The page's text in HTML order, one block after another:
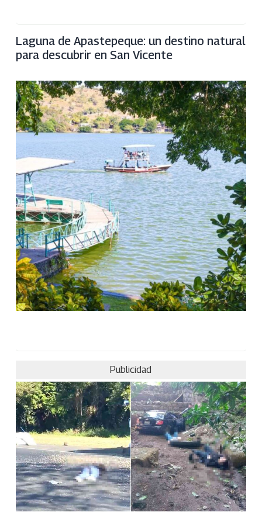
Laguna de Apastepeque: un destino natural
para descubrir en San Vicente
Publicidad